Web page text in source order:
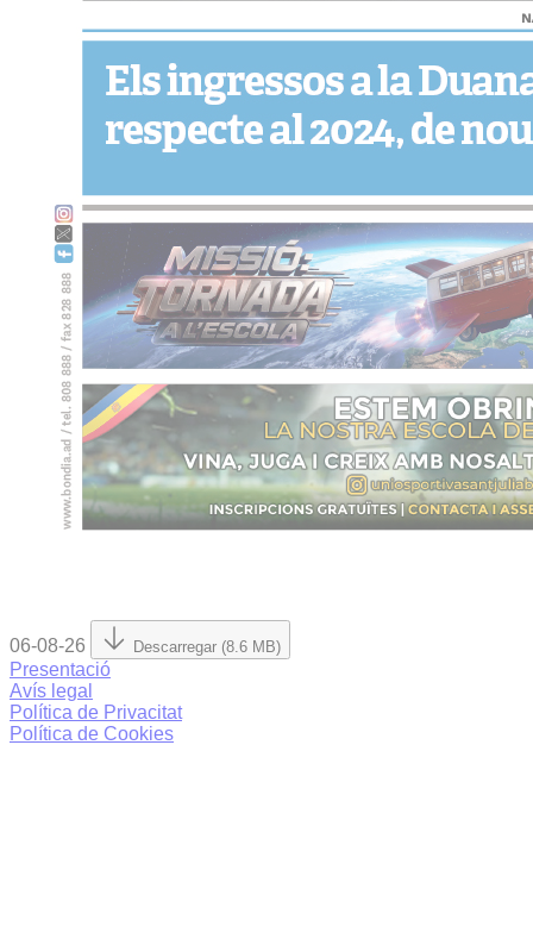
06-08-26 Descarregar (8.6 MB)
Presentació
Avís legal
Política de Privacitat
Política de Cookies